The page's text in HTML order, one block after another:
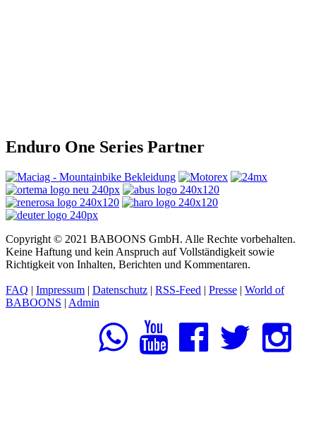
Enduro One Series Partner
Copyright © 2021 BABOONS GmbH. Alle Rechte vorbehalten.
Keine Haftung und kein Anspruch auf Vollständigkeit sowie
Richtigkeit von Inhalten, Berichten und Kommentaren.
FAQ | Impressum | Datenschutz | RSS-Feed | Presse | World of
BABOONS | Admin